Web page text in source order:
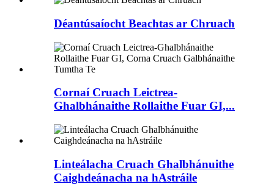
Déantúsaíocht Beachtas ar Chruach
Cornaí Cruach Leictrea-
Ghalbhánaithe Rollaithe Fuar GI,...
Linteálacha Cruach Ghalbhánuithe
Caighdeánacha na hAstráile